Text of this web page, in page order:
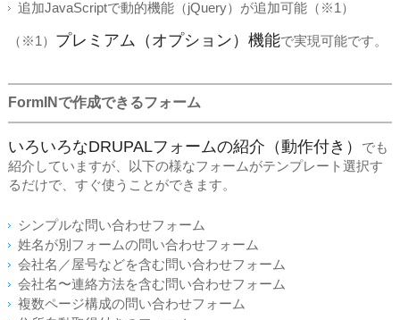
追加JavaScriptで動的機能（jQuery）が追加可能（※1）
（※1） プレミアム（オプション）機能で実現可能です。
FormINで作成できるフォーム
いろいろなDRUPALフォームの紹介（動作付き）
でも
紹介していますが、以下の様なフォームがテンプレート選択す
るだけで、すぐ使うことができます。
シンプルな問い合わせフォーム
姓名が別フォームの問い合わせフォーム
会社名／屋号などを含む問い合わせフォーム
会社名〜連絡方法を含む問い合わせフォーム
複数ページ構成の問い合わせフォーム